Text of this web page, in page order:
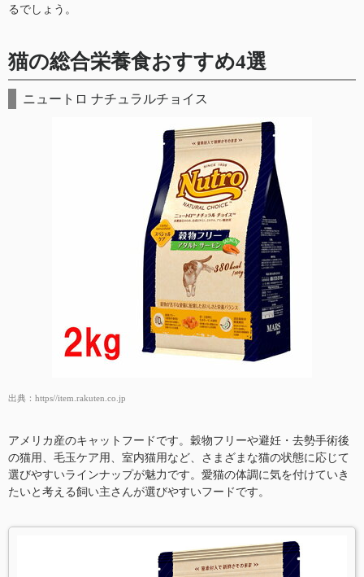
るでしょう。
猫の総合栄養食おすすめ4選
ニュートロ ナチュラルチョイス
出典： https//item.rakuten.co.jp
アメリカ産のキャットフードです。穀物フリーや避妊・去勢手術後
の猫用、毛玉ケア用、室内猫用など、さまざまな猫の状態に応じて
選びやすいラインナップが魅力です。愛猫の体調に気を付けていき
たいと考える飼い主さんが選びやすいフードです。